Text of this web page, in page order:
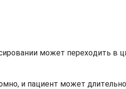
может переходить
и пациент может